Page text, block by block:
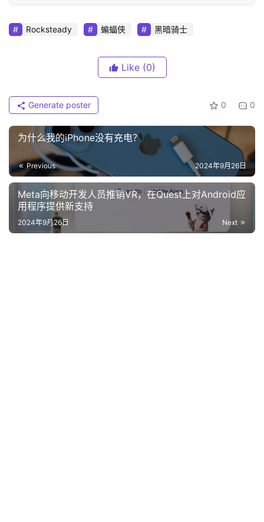
Rocksteady 蝙蝠侠 黑暗骑士
Like (0)
0 0
Generate poster
为什么我的iPhone没有充电？
Previous 2024年9月26日
Meta向移动开发人员推销VR，在Quest上对Android应
用程序提供新支持
Next
2024年9月26日